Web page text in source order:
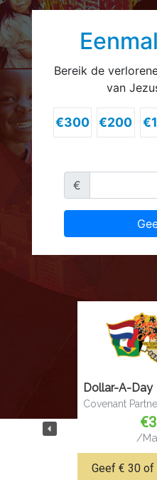
Bereik de
van
€300 €200
€
Dollar-A-Day
Covenant
/
Geef € 30 of